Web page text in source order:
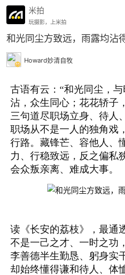
米拍
玩摄影，上米拍
和光同尘方致远，雨露均沾
Howard妙清自牧
古语有云：“和光同尘，
沾，众生同心；花花轿子
三句道尽职场立身、待人
职场从不是一人的独角戏
行路。藏锋芒、容他人、
力、行稳致远，反之偏私
会众叛亲离、难成大事。
读《长安的荔枝》，最通
不是一己之才、一时之功
李善德半生勤恳、躬身实
却始终懂得谦和待人、体